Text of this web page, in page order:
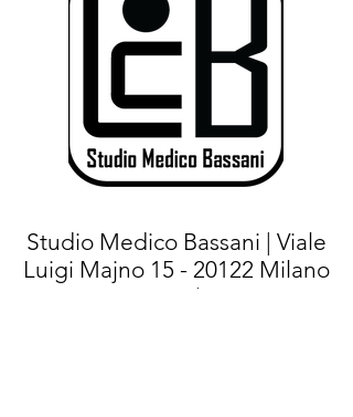
Studio Medico Bassani | Viale
Luigi Majno 15 - 20122 Milano
(MI) |